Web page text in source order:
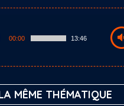
00:00 13:46
MÊME THÉMATIQUE